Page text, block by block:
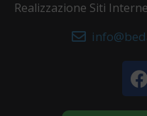
Realizzazione Siti